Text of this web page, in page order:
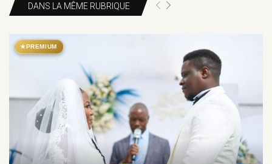
DANS LA MÊME RUBRIQUE
★PREMIUM